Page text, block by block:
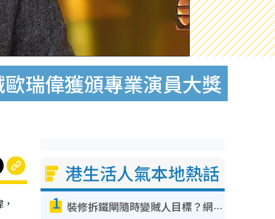
瑞偉獲頒專業演員大獎
港生活人氣本地熱話
1 裝修拆鐵閘隨時變賊人目標？網民揭2大關鍵用途：裝新式等於白裝？附新舊鐵閘分別